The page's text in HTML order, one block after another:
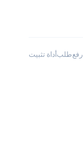
رفعطلبأداة تثبيت